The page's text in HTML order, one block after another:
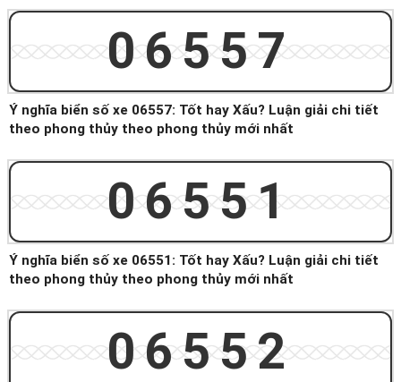
06557
Ý nghĩa biển số xe 06557: Tốt hay Xấu? Luận giải chi tiết
theo phong thủy theo phong thủy mới nhất
06551
Ý nghĩa biển số xe 06551: Tốt hay Xấu? Luận giải chi tiết
theo phong thủy theo phong thủy mới nhất
06552